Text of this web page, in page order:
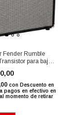
Fender Rumble
para bajo
negro/plata
con Descuento en
pagos en efectivo en
momento de retirar